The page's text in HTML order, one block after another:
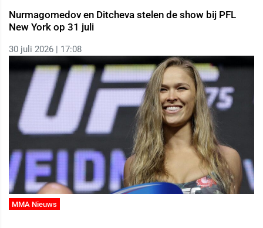
Nurmagomedov en Ditcheva stelen de show bij PFL
New York op 31 juli
30 juli 2026 | 17:08
MMA Nieuws